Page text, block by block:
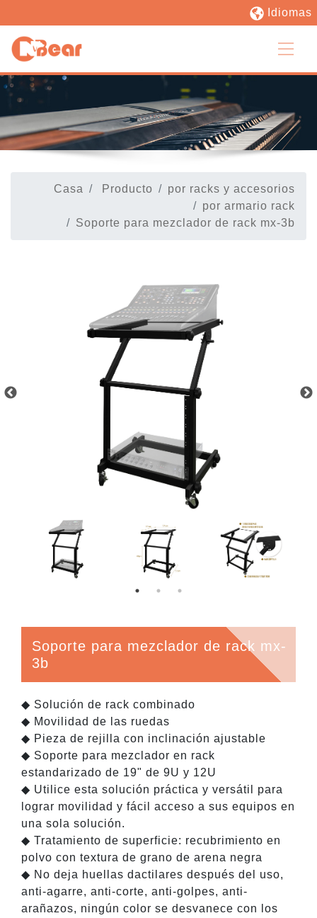
Idiomas
Casa Producto
por racks y accesorios
por armario rack
Soporte para mezclador de rack mx-3b
Soporte para mezclador de rack mx-
3b
◆ Solución de rack combinado
◆ Movilidad de las ruedas
◆ Pieza de rejilla con inclinación ajustable
◆ Soporte para mezclador en rack
estandarizado de 19" de 9U y 12U
◆ Utilice esta solución práctica y versátil para
lograr movilidad y fácil acceso a sus equipos en
una sola solución.
◆ Tratamiento de superficie: recubrimiento en
polvo con textura de grano de arena negra
◆ No deja huellas dactilares después del uso,
anti-agarre, anti-corte, anti-golpes, anti-
arañazos, ningún color se desvanece con los